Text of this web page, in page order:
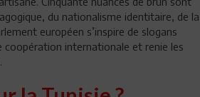
du nationalisme identitaire, de la
européen s’inspire de slogans
coopération internationale et renie les